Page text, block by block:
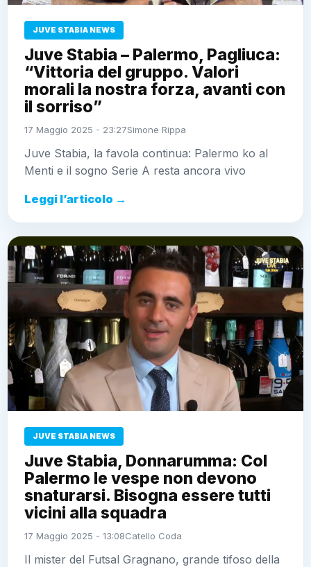
JUVE STABIA NEWS
Juve Stabia – Palermo, Pagliuca:
“Vittoria del gruppo. Valori
morali la nostra forza, avanti con
il sorriso”
17 Maggio 2025 - 23:27Simone Rippa
Juve Stabia, la favola continua: Palermo ko al
Menti e il sogno Serie A resta ancora vivo
Leggi l’articolo →
JUVE STABIA NEWS
Juve Stabia, Donnarumma: Col
Palermo le vespe non devono
snaturarsi. Bisogna essere tutti
vicini alla squadra
17 Maggio 2025 - 13:08Catello Coda
Il mister del Futsal Gragnano, grande tifoso della